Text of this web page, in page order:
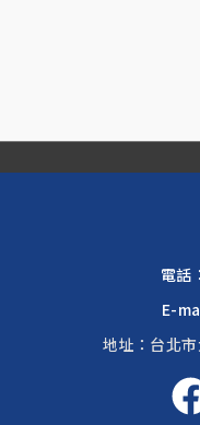
電話：
E-
地址：台北